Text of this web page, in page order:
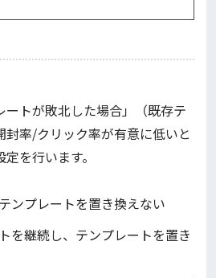
ートが敗北した場合」（既存テ
封率/クリック率が有意に低いと
を行います。
ンプレートを置き換えない
を継続し、テンプレートを置き